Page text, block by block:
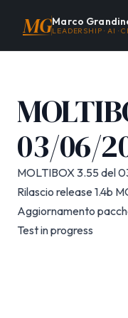
MGMarco
LEADERSHIP · AI ·
03/06/
MOLTIBOX 3.55 del
Rilascio release 1.4b
Aggiornamento
Test in progress